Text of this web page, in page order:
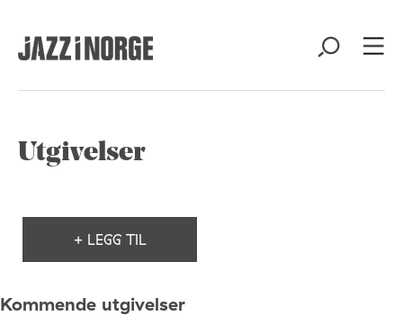
Utgivelser
+ LEGG TIL
Kommende utgivelser